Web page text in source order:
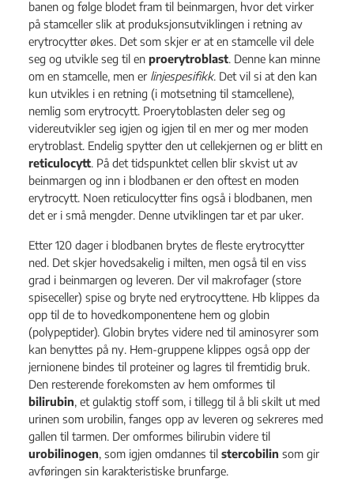
banen og følge blodet fram til beinmargen, hvor det virker
på stamceller slik at produksjonsutviklingen i retning av
erytrocytter økes. Det som skjer er at en stamcelle vil dele
seg og utvikle seg til en proerytroblast. Denne kan minne
om en stamcelle, men er linjespesifikk. Det vil si at den kan
kun utvikles i en retning (i motsetning til stamcellene),
nemlig som erytrocytt. Proerytoblasten deler seg og
videreutvikler seg igjen og igjen til en mer og mer moden
erytroblast. Endelig spytter den ut cellekjernen og er blitt en
reticulocytt. På det tidspunktet cellen blir skvist ut av
beinmargen og inn i blodbanen er den oftest en moden
erytrocytt. Noen reticulocytter fins også i blodbanen, men
det er i små mengder. Denne utviklingen tar et par uker.
Etter 120 dager i blodbanen brytes de fleste erytrocytter
ned. Det skjer hovedsakelig i milten, men også til en viss
grad i beinmargen og leveren. Der vil makrofager (store
spiseceller) spise og bryte ned erytrocyttene. Hb klippes da
opp til de to hovedkomponentene hem og globin
(polypeptider). Globin brytes videre ned til aminosyrer som
kan benyttes på ny. Hem-gruppene klippes også opp der
jernionene bindes til proteiner og lagres til fremtidig bruk.
Den resterende forekomsten av hem omformes til
bilirubin, et gulaktig stoff som, i tillegg til å bli skilt ut med
urinen som urobilin, fanges opp av leveren og sekreres med
gallen til tarmen. Der omformes bilirubin videre til
urobilinogen, som igjen omdannes til stercobilin som gir
avføringen sin karakteristiske brunfarge.